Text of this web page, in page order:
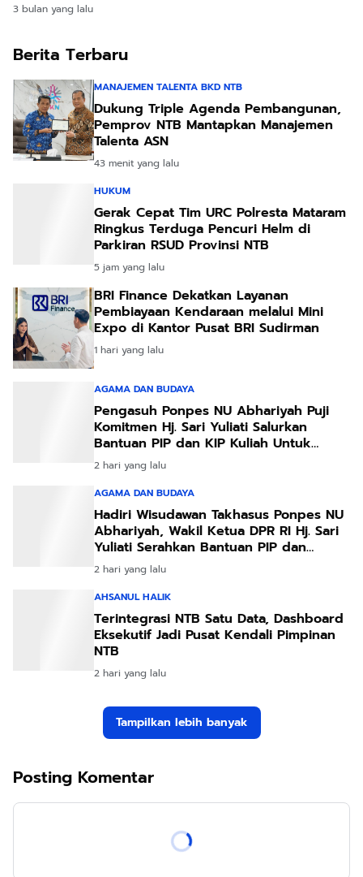
3 bulan yang lalu
Berita Terbaru
MANAJEMEN TALENTA BKD NTB
Dukung Triple Agenda Pembangunan,
Pemprov NTB Mantapkan Manajemen
Talenta ASN
43 menit yang lalu
HUKUM
Gerak Cepat Tim URC Polresta Mataram
Ringkus Terduga Pencuri Helm di
Parkiran RSUD Provinsi NTB
5 jam yang lalu
BRI Finance Dekatkan Layanan
Pembiayaan Kendaraan melalui Mini
Expo di Kantor Pusat BRI Sudirman
1 hari yang lalu
AGAMA DAN BUDAYA
Pengasuh Ponpes NU Abhariyah Puji
Komitmen Hj. Sari Yuliati Salurkan
Bantuan PIP dan KIP Kuliah Untuk
Santri
2 hari yang lalu
AGAMA DAN BUDAYA
Hadiri Wisudawan Takhasus Ponpes NU
Abhariyah, Wakil Ketua DPR RI Hj. Sari
Yuliati Serahkan Bantuan PIP dan
Bantuan Program Sanitasi
2 hari yang lalu
AHSANUL HALIK
Terintegrasi NTB Satu Data, Dashboard
Eksekutif Jadi Pusat Kendali Pimpinan
NTB
2 hari yang lalu
Tampilkan lebih banyak
Posting Komentar